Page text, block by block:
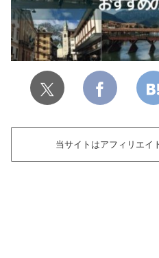
当サイトはアフィリエイ